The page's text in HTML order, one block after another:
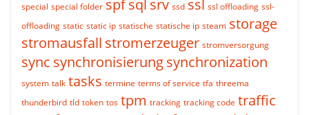
special special folder spfsql srv ssd ssl ssl offloading ssl-
offloading static static ip statische statische ip steam storage
stromausfall stromerzeuger stromversorgung
sync synchronisierungsynchronization
system talk tasks termine terms of service tfa threema
thunderbird tld token tos tpm tracking tracking code traffic